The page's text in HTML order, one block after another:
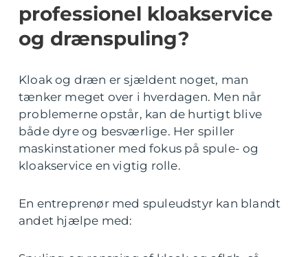
professionel kloakservice
og drænspuling?
Kloak og dræn er sjældent noget, man
tænker meget over i hverdagen. Men når
problemerne opstår, kan de hurtigt blive
både dyre og besværlige. Her spiller
maskinstationer med fokus på spule- og
kloakservice en vigtig rolle.
En entreprenør med spuleudstyr kan blandt
andet hjælpe med: